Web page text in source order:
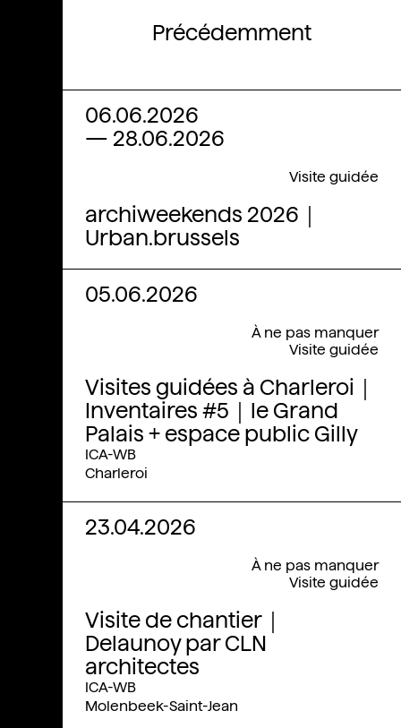
Précédemment
06.06.2026
— 28.06.2026
archiweekends 2026｜
Urban.brussels
Visite guidée
05.06.2026
Visites guidées à Charleroi｜
Inventaires #5｜le Grand
Palais + espace public Gilly
À ne pas manquer
Visite guidée
ICA-WB
Charleroi
23.04.2026
Visite de chantier｜
Delaunoy par CLN
architectes
À ne pas manquer
Visite guidée
ICA-WB
Molenbeek-Saint-Jean